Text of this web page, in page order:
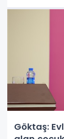
Göktaş: